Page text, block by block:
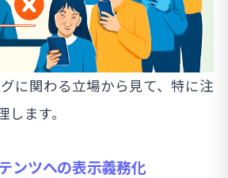
に関わる立場から見て、特に注
ます。
ンツへの表示義務化